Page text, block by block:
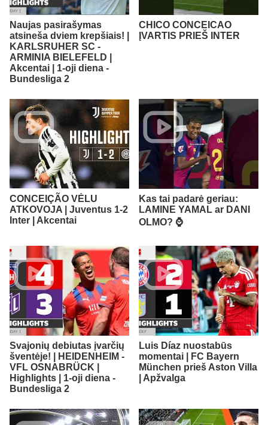
Naujas pasirašymas
atsineša dviem krepšiais! |
KARLSRUHER SC -
ARMINIA BIELEFELD |
Akcentai | 1-oji diena -
Bundesliga 2
CHICO CONCEICAO
ĮVARTIS PRIEŠ INTER
CONCEIÇÃO VĖLU
ATKOVOJA | Juventus 1-2
Inter | Akcentai
Kas tai padarė geriau:
LAMINE YAMAL ar DANI
OLMO? ⌚️
Svajonių debiutas įvarčių
šventėje! | HEIDENHEIM -
VFL OSNABRÜCK |
Highlights | 1-oji diena -
Bundesliga 2
Luis Díaz nuostabūs
momentai | FC Bayern
München prieš Aston Villa
| Apžvalga